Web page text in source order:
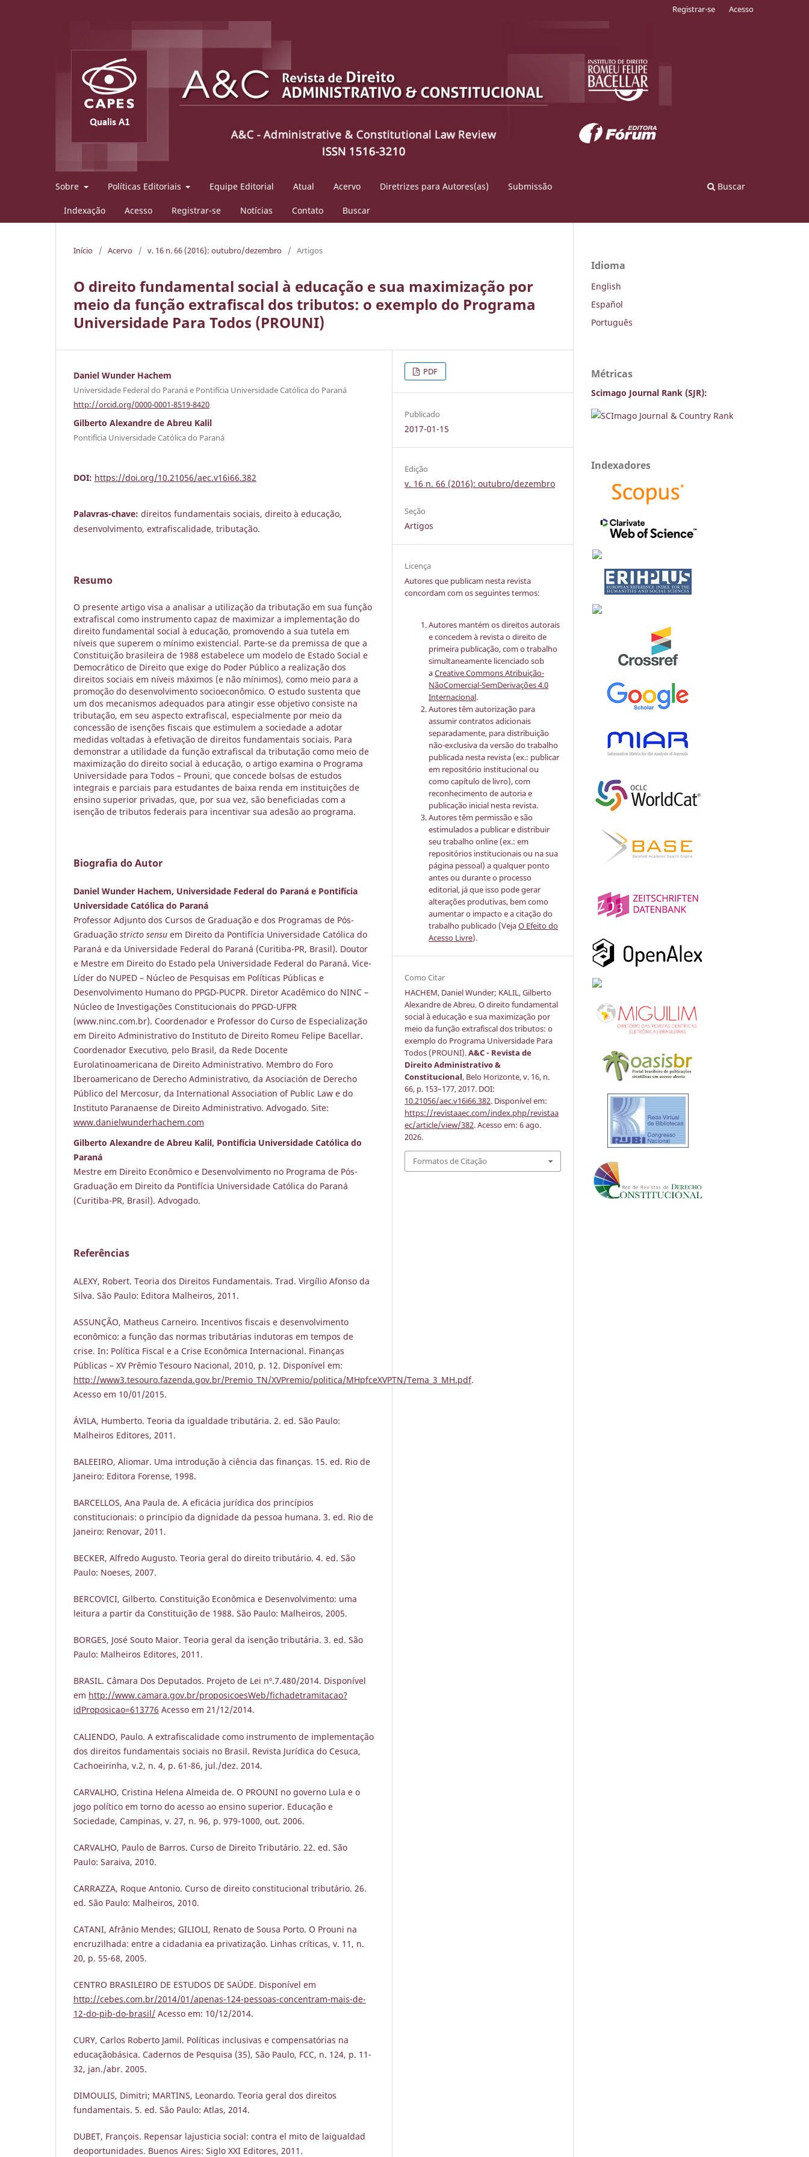
Sobre Políticas Editoriais Equipe Editorial Atual Acervo Diretrizes para Autores(as) Submissão
Indexação Acesso Registrar-se Notícias Contato Buscar
Buscar
Registrar-se Acesso
Início / Acervo / v. 16 n. 66 (2016): outubro/dezembro / Artigos
O direito fundamental social à educação e sua maximização por
meio da função extrafiscal dos tributos: o exemplo do Programa
Universidade Para Todos (PROUNI)
Daniel Wunder Hachem
Universidade Federal do Paraná e Pontifícia Universidade Católica do Paraná
http://orcid.org/0000-0001-8519-8420
Gilberto Alexandre de Abreu Kalil
Pontifícia Universidade Católica do Paraná
DOI: https://doi.org/10.21056/aec.v16i66.382
Palavras-chave: direitos fundamentais sociais, direito à educação,
desenvolvimento, extrafiscalidade, tributação.
Resumo
O presente artigo visa a analisar a utilização da tributação em sua função
extrafiscal como instrumento capaz de maximizar a implementação do
direito fundamental social à educação, promovendo a sua tutela em
níveis que superem o mínimo existencial. Parte-se da premissa de que a
Constituição brasileira de 1988 estabelece um modelo de Estado Social e
Democrático de Direito que exige do Poder Público a realização dos
direitos sociais em níveis máximos (e não mínimos), como meio para a
promoção do desenvolvimento socioeconômico. O estudo sustenta que
um dos mecanismos adequados para atingir esse objetivo consiste na
tributação, em seu aspecto extrafiscal, especialmente por meio da
concessão de isenções fiscais que estimulem a sociedade a adotar
medidas voltadas à efetivação de direitos fundamentais sociais. Para
demonstrar a utilidade da função extrafiscal da tributação como meio de
maximização do direito social à educação, o artigo examina o Programa
Universidade para Todos – Prouni, que concede bolsas de estudos
integrais e parciais para estudantes de baixa renda em instituições de
ensino superior privadas, que, por sua vez, são beneficiadas com a
isenção de tributos federais para incentivar sua adesão ao programa.
Biografia do Autor
Daniel Wunder Hachem, Universidade Federal do Paraná e Pontifícia
Universidade Católica do Paraná
Professor Adjunto dos Cursos de Graduação e dos Programas de Pós-
Graduação stricto sensu em Direito da Pontifícia Universidade Católica do
Paraná e da Universidade Federal do Paraná (Curitiba-PR, Brasil). Doutor
e Mestre em Direito do Estado pela Universidade Federal do Paraná. Vice-
Líder do NUPED – Núcleo de Pesquisas em Políticas Públicas e
Desenvolvimento Humano do PPGD-PUCPR. Diretor Acadêmico do NINC –
Núcleo de Investigações Constitucionais do PPGD-UFPR
(www.ninc.com.br). Coordenador e Professor do Curso de Especialização
em Direito Administrativo do Instituto de Direito Romeu Felipe Bacellar.
Coordenador Executivo, pelo Brasil, da Rede Docente
Eurolatinoamericana de Direito Administrativo. Membro do Foro
Iberoamericano de Derecho Administrativo, da Asociación de Derecho
Público del Mercosur, da International Association of Public Law e do
Instituto Paranaense de Direito Administrativo. Advogado. Site:
www.danielwunderhachem.com
Gilberto Alexandre de Abreu Kalil, Pontifícia Universidade Católica do
Paraná
Mestre em Direito Econômico e Desenvolvimento no Programa de Pós-
Graduação em Direito da Pontifícia Universidade Católica do Paraná
(Curitiba-PR, Brasil). Advogado.
Referências
ALEXY, Robert. Teoria dos Direitos Fundamentais. Trad. Virgílio Afonso da
Silva. São Paulo: Editora Malheiros, 2011.
ASSUNÇÃO, Matheus Carneiro. Incentivos fiscais e desenvolvimento
econômico: a função das normas tributárias indutoras em tempos de
crise. In: Política Fiscal e a Crise Econômica Internacional. Finanças
Públicas – XV Prêmio Tesouro Nacional, 2010, p. 12. Disponível em:
http://www3.tesouro.fazenda.gov.br/Premio_TN/XVPremio/politica/MHpfceXVPTN/Tema_3_MH.pdf.
Acesso em 10/01/2015.
ÁVILA, Humberto. Teoria da igualdade tributária. 2. ed. São Paulo:
Malheiros Editores, 2011.
BALEEIRO, Aliomar. Uma introdução à ciência das finanças. 15. ed. Rio de
Janeiro: Editora Forense, 1998.
BARCELLOS, Ana Paula de. A eficácia jurídica dos princípios
constitucionais: o princípio da dignidade da pessoa humana. 3. ed. Rio de
Janeiro: Renovar, 2011.
BECKER, Alfredo Augusto. Teoria geral do direito tributário. 4. ed. São
Paulo: Noeses, 2007.
BERCOVICI, Gilberto. Constituição Econômica e Desenvolvimento: uma
leitura a partir da Constituição de 1988. São Paulo: Malheiros, 2005.
BORGES, José Souto Maior. Teoria geral da isenção tributária. 3. ed. São
Paulo: Malheiros Editores, 2011.
BRASIL. Câmara Dos Deputados. Projeto de Lei nº.7.480/2014. Disponível
em http://www.camara.gov.br/proposicoesWeb/fichadetramitacao?
idProposicao=613776 Acesso em 21/12/2014.
CALIENDO, Paulo. A extrafiscalidade como instrumento de implementação
dos direitos fundamentais sociais no Brasil. Revista Jurídica do Cesuca,
Cachoeirinha, v.2, n. 4, p. 61-86, jul./dez. 2014.
CARVALHO, Cristina Helena Almeida de. O PROUNI no governo Lula e o
jogo político em torno do acesso ao ensino superior. Educação e
Sociedade, Campinas, v. 27, n. 96, p. 979-1000, out. 2006.
CARVALHO, Paulo de Barros. Curso de Direito Tributário. 22. ed. São
Paulo: Saraiva, 2010.
CARRAZZA, Roque Antonio. Curso de direito constitucional tributário. 26.
ed. São Paulo: Malheiros, 2010.
CATANI, Afrânio Mendes; GILIOLI, Renato de Sousa Porto. O Prouni na
encruzilhada: entre a cidadania ea privatização. Linhas críticas, v. 11, n.
20, p. 55-68, 2005.
CENTRO BRASILEIRO DE ESTUDOS DE SAÚDE. Disponível em
http://cebes.com.br/2014/01/apenas-124-pessoas-concentram-mais-de-
12-do-pib-do-brasil/ Acesso em: 10/12/2014.
CURY, Carlos Roberto Jamil. Políticas inclusivas e compensatórias na
educaçãobásica. Cadernos de Pesquisa (35), São Paulo, FCC, n. 124, p. 11-
32, jan./abr. 2005.
DIMOULIS, Dimitri; MARTINS, Leonardo. Teoria geral dos direitos
fundamentais. 5. ed. São Paulo: Atlas, 2014.
DUBET, François. Repensar lajusticia social: contra el mito de laigualdad
deoportunidades. Buenos Aires: Siglo XXI Editores, 2011.
PDF
Publicado
2017-01-15
Edição
v. 16 n. 66 (2016): outubro/dezembro
Seção
Artigos
Licença
Autores que publicam nesta revista
concordam com os seguintes termos:
Autores mantém os direitos autorais
e concedem à revista o direito de
primeira publicação, com o trabalho
simultaneamente licenciado sob
aCreative Commons Atribuição-
NãoComercial-SemDerivações 4.0
Internacional.
Autores têm autorização para
assumir contratos adicionais
separadamente, para distribuição
não-exclusiva da versão do trabalho
publicada nesta revista (ex.: publicar
em repositório institucional ou
como capítulo de livro), com
reconhecimento de autoria e
publicação inicial nesta revista.
Autores têm permissão e são
estimulados a publicar e distribuir
seu trabalho online (ex.: em
repositórios institucionais ou na sua
página pessoal) a qualquer ponto
antes ou durante o processo
editorial, já que isso pode gerar
alterações produtivas, bem como
aumentar o impacto e a citação do
trabalho publicado (VejaO Efeito do
Acesso Livre).
Como Citar
HACHEM, Daniel Wunder; KALIL, Gilberto
Alexandre de Abreu. O direito fundamental
social à educação e sua maximização por
meio da função extrafiscal dos tributos: o
exemplo do Programa Universidade Para
Todos (PROUNI).A&C - Revista de
Direito Administrativo &
Constitucional, Belo Horizonte, v. 16, n.
66, p. 153–177, 2017. DOI:
10.21056/aec.v16i66.382. Disponível em:
https://revistaaec.com/index.php/revistaa
ec/article/view/382. Acesso em: 6 ago.
2026.
Formatos de Citação
Idioma
English
Español
Português
Métricas
Scimago Journal Rank (SJR):
Indexadores